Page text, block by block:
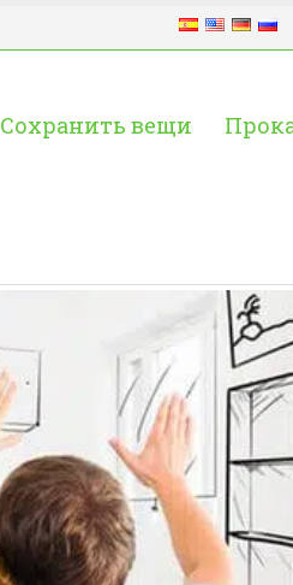
Сохранить вещи